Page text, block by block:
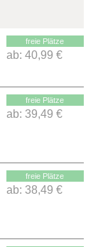
freie Plätze
ab: 40,99 €
freie Plätze
ab: 39,49 €
freie Plätze
ab: 38,49 €